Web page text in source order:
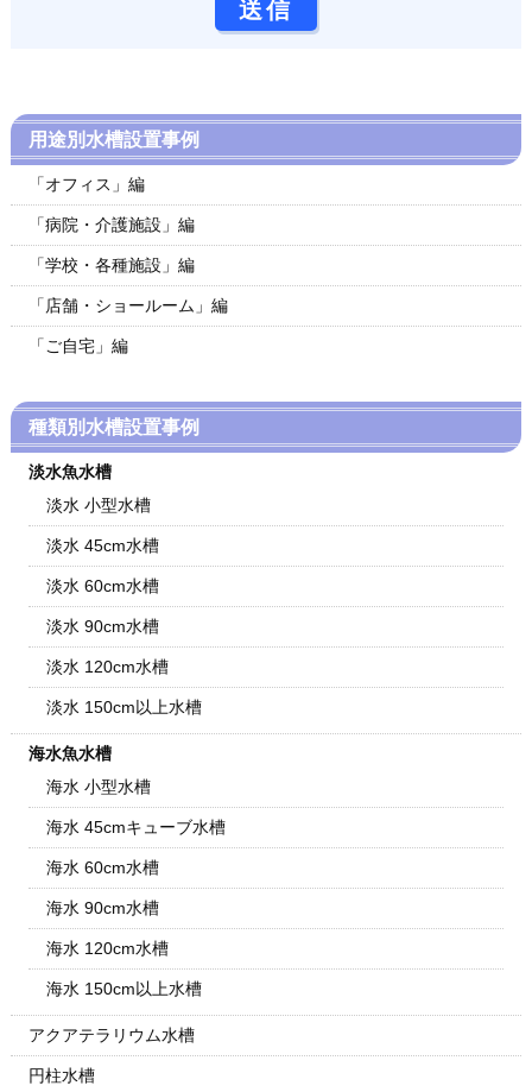
用途別水槽設置事例
「オフィス」編
「病院・介護施設」編
「学校・各種施設」編
「店舗・ショールーム」編
「ご自宅」編
種類別水槽設置事例
淡水魚水槽
淡水 小型水槽
淡水 45cm水槽
淡水 60cm水槽
淡水 90cm水槽
淡水 120cm水槽
淡水 150cm以上水槽
海水魚水槽
海水 小型水槽
海水 45cmキューブ水槽
海水 60cm水槽
海水 90cm水槽
海水 120cm水槽
海水 150cm以上水槽
アクアテラリウム水槽
円柱水槽